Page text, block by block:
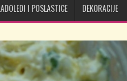
I POSLASTICE DEKORACIJE